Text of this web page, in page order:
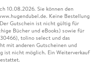
10.08.2026. Sie können den
Keine Bestellung
Gutschein ist nicht gültig für
Bücher und eBooks) sowie für
tolino select und das
mit anderen Gutscheinen und
ist nicht möglich. Ein Weiterverkauf